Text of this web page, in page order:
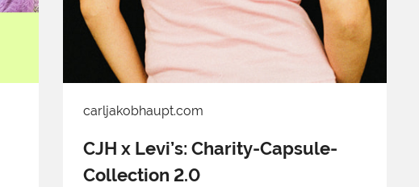
carljakobhaupt.com
CJH x Levi’s: Charity-Capsule-
Collection 2.0